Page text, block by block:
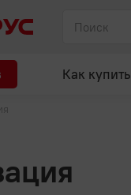
Как купить